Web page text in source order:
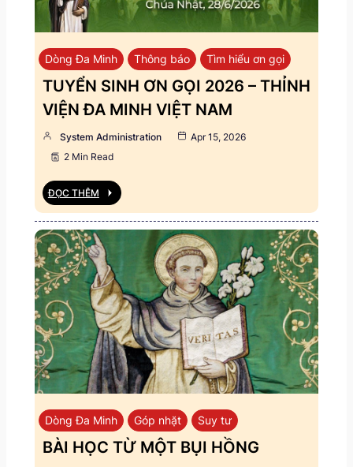
Dòng Đa Minh Thông báo Tìm hiểu ơn gọi
TUYỂN SINH ƠN GỌI 2026 – THỈNH
VIỆN ĐA MINH VIỆT NAM
System Administration
Apr 15, 2026
2 Min Read
ĐỌC THÊM
Dòng Đa Minh Góp nhặt Suy tư
BÀI HỌC TỪ MỘT BỤI HỒNG